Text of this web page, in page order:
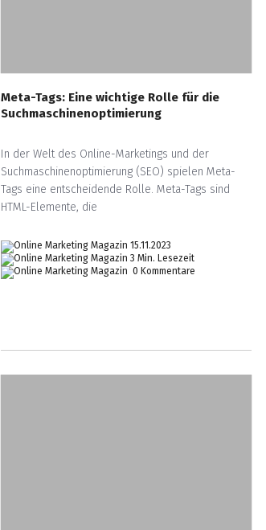
Meta-Tags: Eine wichtige Rolle für die
Suchmaschinenoptimierung
In der Welt des Online-Marketings und der
Suchmaschinenoptimierung (SEO) spielen Meta-
Tags eine entscheidende Rolle. Meta-Tags sind
HTML-Elemente, die
15.11.2023
3 Min. Lesezeit
0 Kommentare